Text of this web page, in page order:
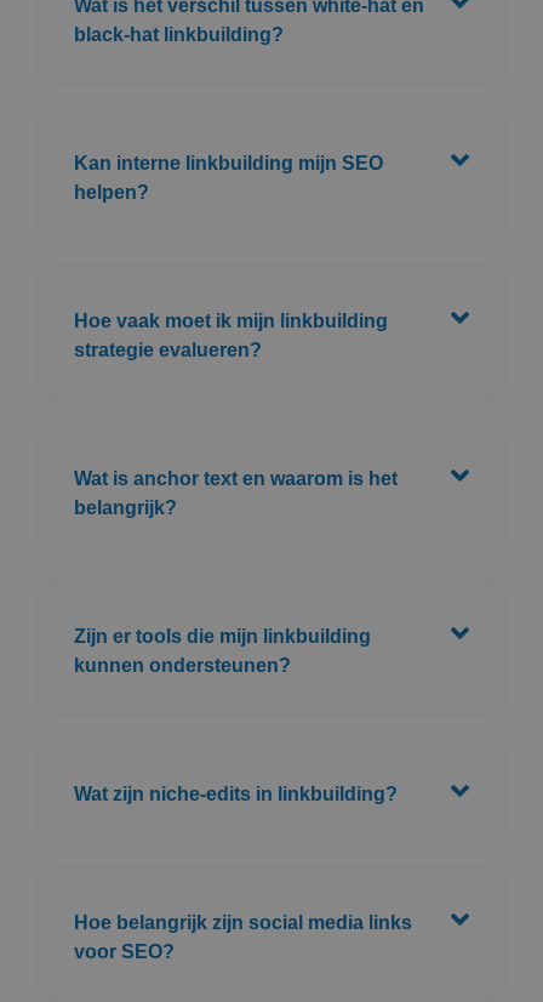
Wat is het verschil tussen white-hat en
black-hat linkbuilding?
Kan interne linkbuilding mijn SEO
helpen?
Hoe vaak moet ik mijn linkbuilding
strategie evalueren?
Wat is anchor text en waarom is het
belangrijk?
Zijn er tools die mijn linkbuilding
kunnen ondersteunen?
Wat zijn niche-edits in linkbuilding?
Hoe belangrijk zijn social media links
voor SEO?